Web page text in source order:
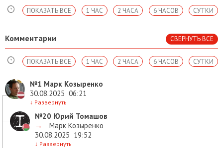
СУТКИ
6 ЧАСОВ
2 ЧАСА
1 ЧАС
ПОКАЗАТЬ ВСЕ
Комментарии СВЕРНУТЬ ВСЕ
СУТКИ
6 ЧАСОВ
2 ЧАСА
1 ЧАС
ПОКАЗАТЬ ВСЕ
№1 Марк Козыренко
30.08.2025 06:21
↓ Развернуть
№20 Юрий Томашов
→
Марк Козыренко
30.08.2025 19:52
↓ Развернуть